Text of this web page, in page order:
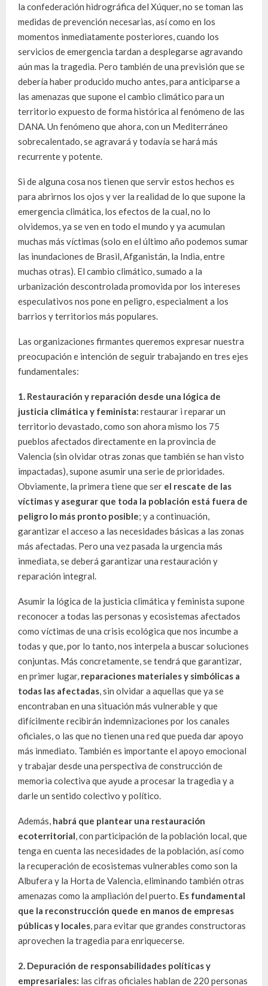
la confederación hidrográfica del Xúquer, no se toman las
medidas de prevención necesarias, así como en los
momentos inmediatamente posteriores, cuando los
servicios de emergencia tardan a desplegarse agravando
aún mas la tragedia. Pero también de una previsión que se
debería haber producido mucho antes, para anticiparse a
las amenazas que supone el cambio climático para un
territorio expuesto de forma histórica al fenómeno de las
DANA. Un fenómeno que ahora, con un Mediterráneo
sobrecalentado, se agravará y todavía se hará más
recurrente y potente.
Si de alguna cosa nos tienen que servir estos hechos es
para abrirnos los ojos y ver la realidad de lo que supone la
emergencia climática, los efectos de la cual, no lo
olvidemos, ya se ven en todo el mundo y ya acumulan
muchas más víctimas (solo en el último año podemos sumar
las inundaciones de Brasil, Afganistán, la India, entre
muchas otras). El cambio climático, sumado a la
urbanización descontrolada promovida por los intereses
especulativos nos pone en peligro, especialment a los
barrios y territorios más populares.
Las organizaciones firmantes queremos expresar nuestra
preocupación e intención de seguir trabajando en tres ejes
fundamentales:
1. Restauración y reparación desde una lógica de
justicia climática y feminista: restaurar i reparar un
territorio devastado, como son ahora mismo los 75
pueblos afectados directamente en la provincia de
Valencia (sin olvidar otras zonas que también se han visto
impactadas), supone asumir una serie de prioridades.
Obviamente, la primera tiene que ser el rescate de las
víctimas y asegurar que toda la población está fuera de
peligro lo más pronto posible; y a continuación,
garantizar el acceso a las necesidades básicas a las zonas
más afectadas. Pero una vez pasada la urgencia más
inmediata, se deberá garantizar una restauración y
reparación integral.
Asumir la lógica de la justicia climática y feminista supone
reconocer a todas las personas y ecosistemas afectados
como víctimas de una crisis ecológica que nos incumbe a
todas y que, por lo tanto, nos interpela a buscar soluciones
conjuntas. Más concretamente, se tendrá que garantizar,
en primer lugar, reparaciones materiales y simbólicas a
todas las afectadas, sin olvidar a aquellas que ya se
encontraban en una situación más vulnerable y que
difícilmente recibirán indemnizaciones por los canales
oficiales, o las que no tienen una red que pueda dar apoyo
más inmediato. También es importante el apoyo emocional
y trabajar desde una perspectiva de construcción de
memoria colectiva que ayude a procesar la tragedia y a
darle un sentido colectivo y político.
Además, habrá que plantear una restauración
ecoterritorial, con participación de la población local, que
tenga en cuenta las necesidades de la población, así como
la recuperación de ecosistemas vulnerables como son la
Albufera y la Horta de Valencia, eliminando también otras
amenazas como la ampliación del puerto. Es fundamental
que la reconstrucción quede en manos de empresas
públicas y locales, para evitar que grandes constructoras
aprovechen la tragedia para enriquecerse.
2. Depuración de responsabilidades políticas y
empresariales: las cifras oficiales hablan de 220 personas